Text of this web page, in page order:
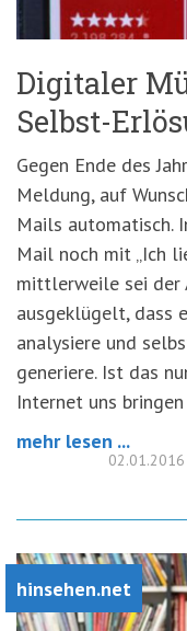
Digitaler
Selbst-
Gegen Ende des
Meldung, auf
Mails automatisch.
Mail noch mit „Ich
mittlerweile sei der
ausgeklügelt, dass
analysiere und
generiere. Ist das
Internet uns
mehr lesen ...
02.01.2016
hinsehen.net